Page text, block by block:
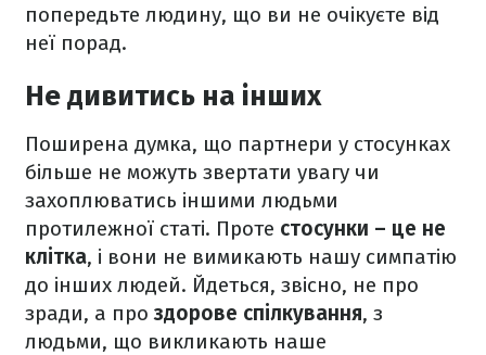
попередьте людину, що ви не очікуєте від
неї порад.
Не дивитись на інших
Поширена думка, що партнери у стосунках
більше не можуть звертати увагу чи
захоплюватись іншими людьми
протилежної статі. Проте стосунки – це не
клітка, і вони не вимикають нашу симпатію
до інших людей. Йдеться, звісно, не про
зради, а проздорове спілкування, з
людьми, що викликають наше